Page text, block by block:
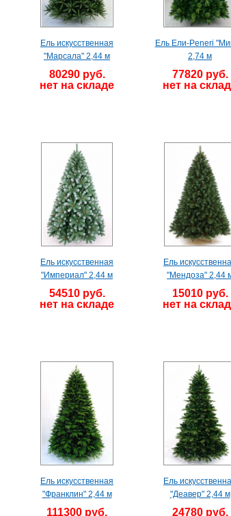
Ель искусственная
"Марсала" 2,44 м
80290 руб.
нет на складе
Ель Ели-Peneri
2,74 м
77820 руб.
нет на
Ель искусственная
"Империал" 2,44 м
54510 руб.
нет на складе
Ель
"Мендоза" 2,44
15010 руб.
нет на
Ель искусственная
"Франклин" 2,44 м
111300 руб.
Ель
"Деавер" 2,44 м
24780 руб.